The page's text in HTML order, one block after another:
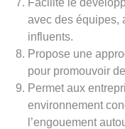
Facilite le
avec des équipes,
influents.
Propose une
pour promouvoir
Permet aux
environnement
l’engouement